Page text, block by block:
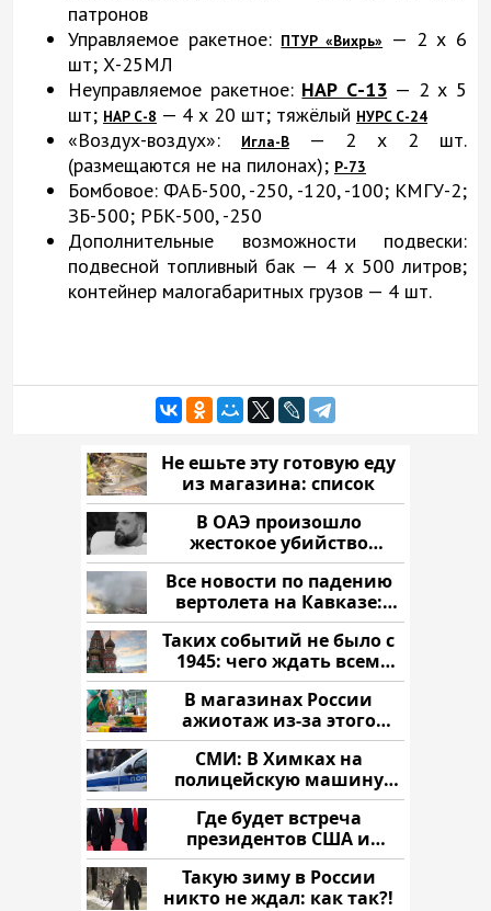
патронов
Управляемое ракетное: ПТУР «Вихрь»
— 2 х 6
шт; Х-25МЛ
Неуправляемое ракетное: НАР С-13 — 2 х 5
шт; НАР С-8 — 4 х 20 шт; тяжёлый НУРС С-24
«Воздух-воздух»: Игла-В
— 2 х 2 шт.
(размещаются не на пилонах); Р-73
Бомбовое: ФАБ-500, -250, -120, -100; КМГУ-2;
ЗБ-500; РБК-500, -250
Дополнительные возможности подвески:
подвесной топливный бак — 4 х 500 литров;
контейнер малогабаритных грузов — 4 шт.
Не ешьте эту готовую еду
из магазина: список
В ОАЭ произошло
жестокое убийство
криптомиллионера
Все новости по падению
вертолета на Кавказе:
читать здесь
Таких событий не было с
1945: чего ждать всем
нам?
В магазинах России
ажиотаж из-за этого
продукта: что купить?
СМИ: В Химках на
полицейскую машину
напали и подожгли.
Где будет встреча
президентов США и
России: Европа?
Такую зиму в России
никто не ждал: как так?!